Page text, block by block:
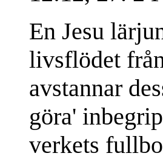
En Jesu
livsflödet
avstannar
göra'
verkets